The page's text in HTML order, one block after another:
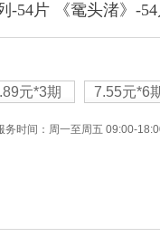
-54片 《鼋头渚》-
元*3期 7.55元*6
务时间：周一至周五 09:00-